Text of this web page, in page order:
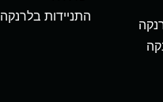
התניידות בלרנקה